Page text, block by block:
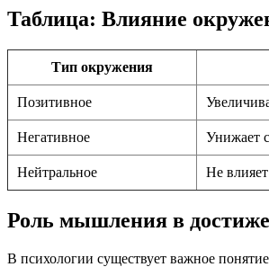
Таблица: Влияние
Тип окружения
Позитивное
Негативное Унижает
Нейтральное Не
Роль мышления в
В психологии существует важное